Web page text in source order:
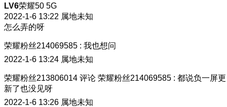
LV6荣耀50 5G
2022-1-6 13:22 属地未知
怎么弄的呀
荣耀粉丝214069585 : 我也想问
2022-1-6 13:24 属地未知
荣耀粉丝213806014 评论 荣耀粉丝214069585 : 都说负一屏更
新了也没见呀
2022-1-6 13:26 属地未知